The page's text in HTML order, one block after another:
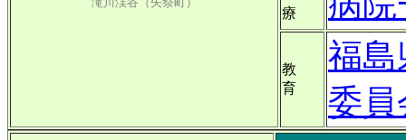
療
教
育
福島
委員